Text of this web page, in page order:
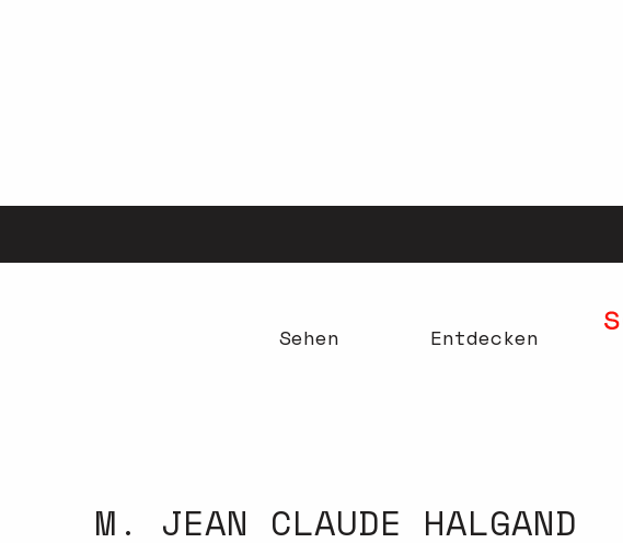
Sehen Entdecken
M. JEAN CLAUDE HALGAND